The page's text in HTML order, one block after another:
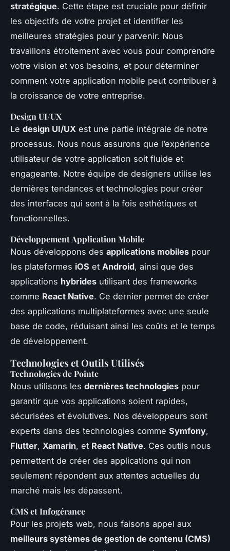
stratégique. Cette étape est cruciale pour définir
les objectifs de votre projet et identifier les
meilleures stratégies pour y parvenir. Nous
travaillons étroitement avec vous pour comprendre
votre vision et vos besoins, et pour déterminer
comment votre application mobile peut contribuer à
la croissance de votre entreprise.
Design UI/UX
Le design UI/UX est une partie intégrale de notre
processus. Nous nous assurons que l’expérience
utilisateur de votre application soit fluide et
engageante. Notre équipe de designers utilise les
dernières tendances et technologies pour créer
des interfaces qui sont à la fois esthétiques et
fonctionnelles.
Développement Application Mobile
Nous développons des applications mobiles pour
les plateformes iOS et Android, ainsi que des
applications hybrides utilisant des frameworks
comme React Native. Ce dernier permet de créer
des applications multiplateformes avec une seule
base de code, réduisant ainsi les coûts et le temps
de développement.
Technologies et Outils Utilisés
Technologies de Pointe
Nous utilisons les dernières technologies pour
garantir que vos applications soient rapides,
sécurisées et évolutives. Nos développeurs sont
experts dans des technologies comme Symfony,
Flutter, Xamarin, et React Native. Ces outils nous
permettent de créer des applications qui non
seulement répondent aux attentes actuelles du
marché mais les dépassent.
CMS et Infogérance
Pour les projets web, nous faisons appel aux
meilleurs systèmes de gestion de contenu (CMS)